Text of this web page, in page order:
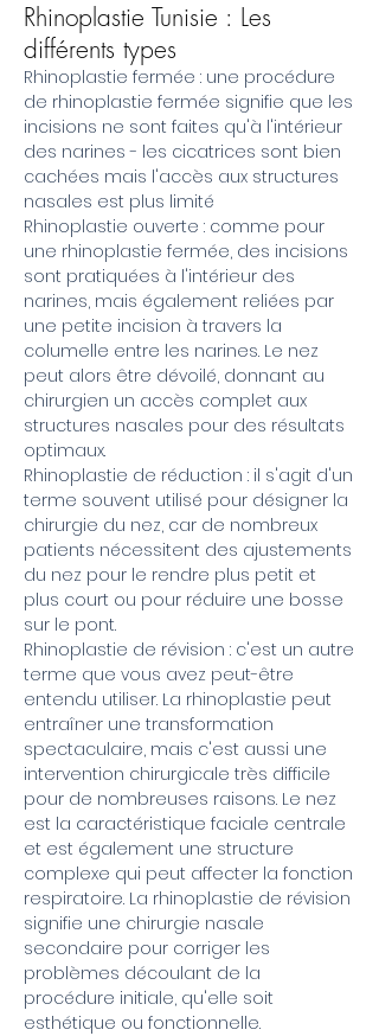
Rhinoplastie Tunisie : Les
différents types
Rhinoplastie fermée : une procédure
de rhinoplastie fermée signifie que les
incisions ne sont faites qu'à l'intérieur
des narines - les cicatrices sont bien
cachées mais l'accès aux structures
nasales est plus limité
Rhinoplastie ouverte : comme pour
une rhinoplastie fermée, des incisions
sont pratiquées à l'intérieur des
narines, mais également reliées par
une petite incision à travers la
columelle entre les narines. Le nez
peut alors être dévoilé, donnant au
chirurgien un accès complet aux
structures nasales pour des résultats
optimaux.
Rhinoplastie de réduction : il s'agit d'un
terme souvent utilisé pour désigner la
chirurgie du nez, car de nombreux
patients nécessitent des ajustements
du nez pour le rendre plus petit et
plus court ou pour réduire une bosse
sur le pont.
Rhinoplastie de révision : c'est un autre
terme que vous avez peut-être
entendu utiliser. La rhinoplastie peut
entraîner une transformation
spectaculaire, mais c'est aussi une
intervention chirurgicale très difficile
pour de nombreuses raisons. Le nez
est la caractéristique faciale centrale
et est également une structure
complexe qui peut affecter la fonction
respiratoire. La rhinoplastie de révision
signifie une chirurgie nasale
secondaire pour corriger les
problèmes découlant de la
procédure initiale, qu'elle soit
esthétique ou fonctionnelle.